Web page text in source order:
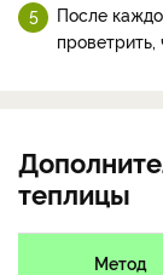
После
теплицы
Метод